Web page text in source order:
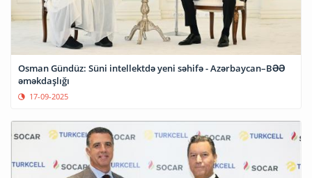
Osman Gündüz: Süni intellektdə yeni səhifə - Azərbaycan–BƏƏ
əməkdaşlığı
17-09-2025